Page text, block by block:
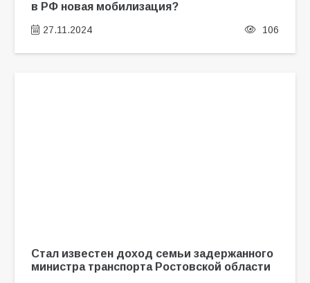
в РФ новая мобилизация?
27.11.2024 106
Стал известен доход семьи задержанного
министра транспорта Ростовской области